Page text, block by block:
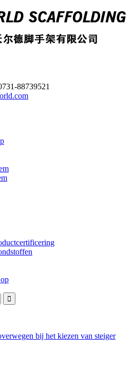
88739521
bij het kiezen van steiger